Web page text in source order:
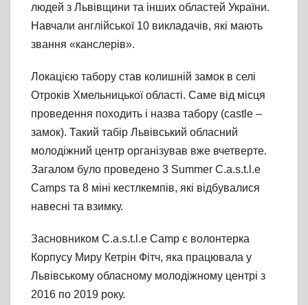
людей з Львівщини та інших областей України.
Навчали англійської 10 викладачів, які мають
звання «канслерів».
Локацією табору став колишній замок в селі
Отроків Хмельницької області. Саме від місця
проведення походить і назва табору (castle –
замок). Такий табір Львівський обласний
молодіжний центр організував вже вчетверте.
Загалом було проведено 3 Summer C.a.s.t.l.e
Camps та 8 міні кестлкемпів, які відбувалися
навесні та взимку.
Засновником C.a.s.t.l.e Camp є волонтерка
Корпусу Миру Кетрін Фітч, яка працювала у
Львівському обласному молодіжному центрі з
2016 по 2019 року.